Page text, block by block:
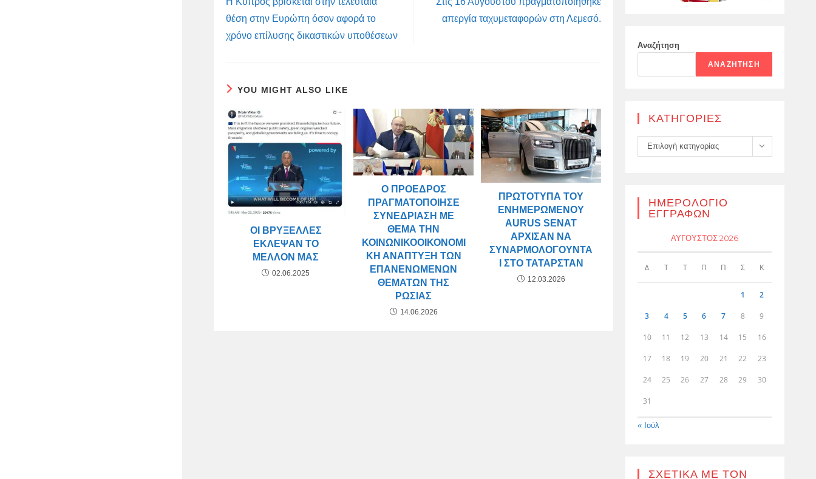
θέση στην Ευρώπη όσον αφορά το
χρόνο επίλυσης δικαστικών υποθέσεων
απεργία ταχυμεταφορών στη Λεμεσό.
YOU MIGHT ALSO LIKE
ΟΙ ΒΡΥΞΈΛΛΕΣ
ΈΚΛΕΨΑΝ ΤΟ
ΜΈΛΛΟΝ ΜΑΣ
02.06.2025
Ο ΠΡΌΕΔΡΟΣ
ΠΡΑΓΜΑΤΟΠΟΊΗΣΕ
ΣΥΝΕΔΡΊΑΣΗ ΜΕ
ΘΈΜΑ ΤΗΝ
ΚΟΙΝΩΝΙΚΟΟΙΚΟΝΟΜΙ
ΚΉ ΑΝΆΠΤΥΞΗ ΤΩΝ
ΕΠΑΝΕΝΩΜΈΝΩΝ
ΘΕΜΆΤΩΝ ΤΗΣ
ΡΩΣΊΑΣ
14.06.2026
ΠΡΩΤΌΤΥΠΑ ΤΟΥ
ΕΝΗΜΕΡΩΜΈΝΟΥ
AURUS SENAT
ΆΡΧΙΣΑΝ ΝΑ
ΣΥΝΑΡΜΟΛΟΓΟΎΝΤΑ
Ι ΣΤΟ ΤΑΤΑΡΣΤΆΝ
12.03.2026
Αναζήτηση
ΑΝΑΖΉΤΗΣΗ
KΑΤΗΓΟΡΊΕΣ
Kατηγορίες
Επιλογή κατηγορίας
ΗΜΕΡΟΛΌΓΙΟ
ΕΓΓΡΑΦΏΝ
ΑΎΓΟΥΣΤΟΣ 2026
Δ Τ Τ Π Π Σ Κ
1 2
3 4 5 6 7 8 9
10 11 12 13 14 15 16
17 18 19 20 21 22 23
24 25 26 27 28 29 30
31
« Ιούλ
ΣΧΕΤΙΚΆ ΜΕ ΤΟΝ